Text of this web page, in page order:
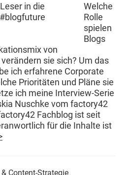
Welche
Rolle
spie­len
Blogs
von
sie sich? Um das
ich erfahrene Cor­po­rate
Pri­or­itäten und Pläne sie
ich meine Inter­view-Serie
Nuschke vom factory42
Fach­blog ist seit
für die Inhalte ist
Content-Strategie